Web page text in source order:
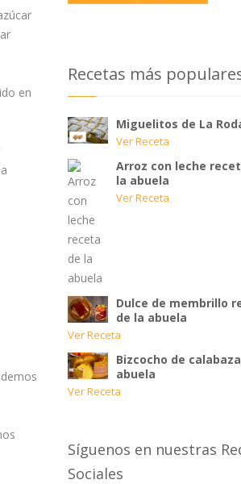
en
Recetas más
Miguelitos de La
Ver Receta
Arroz con leche
la abuela
Ver Receta
Dulce de membrillo
de la abuela
Ver Receta
Bizcocho de
abuela
Ver Receta
Síguenos en nuestras
Sociales